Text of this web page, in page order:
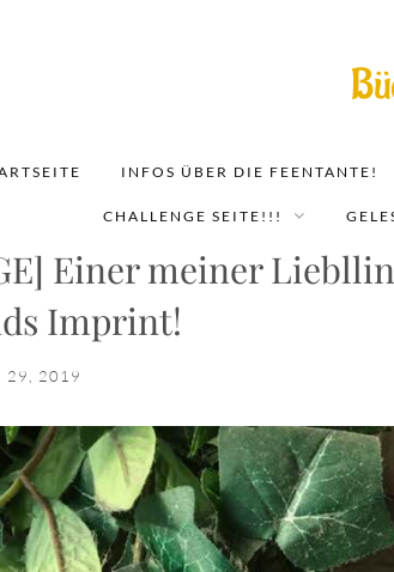
INFOS ÜBER DIE FEENTANTE!
CHALLENGE SEITE!!!
Einer meiner
Imprint!
29, 2019